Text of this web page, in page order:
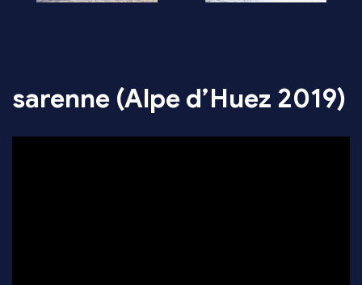
sarenne (Alpe d’Huez 2019)